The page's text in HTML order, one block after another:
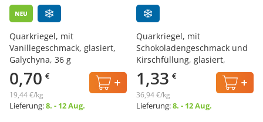
Quarkriegel, mit
Vanillegeschmack, glasiert,
Galychyna, 36 g
0,70 €
19,44 €/kg
Lieferung:8. - 12 Aug.
Quarkriegel, mit
Schokoladengeschmack und
Kirschfüllung, glasiert,
Zlagoda, 36 g
1,33 €
36,94 €/kg
Lieferung:8. - 12 Aug.